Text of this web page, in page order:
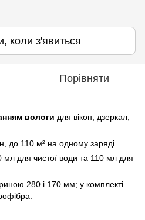
коли з'явиться
Порівняти
вологи для вікон, дзеркал,
до 110 м² на одному заряді.
мл для чистої води та 110 мл для
280 і 170 мм; у комплекті